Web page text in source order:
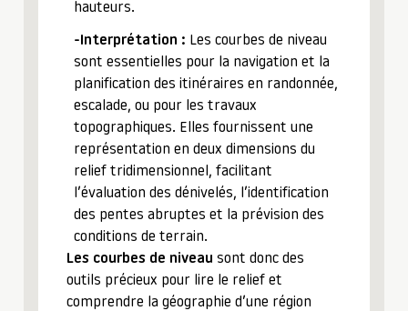
hauteurs.
-Interprétation : Les courbes de niveau
sont essentielles pour la navigation et la
planification des itinéraires en randonnée,
escalade, ou pour les travaux
topographiques. Elles fournissent une
représentation en deux dimensions du
relief tridimensionnel, facilitant
l’évaluation des dénivelés, l’identification
des pentes abruptes et la prévision des
conditions de terrain.
Les courbes de niveau sont donc des
outils précieux pour lire le relief et
comprendre la géographie d’une région